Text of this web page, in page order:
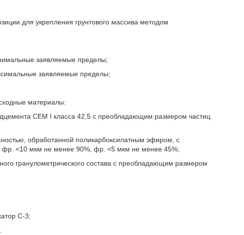
для укрепления грунтового массива методом
заявляемые пределы;
заявляемые пределы;
материалы:
СЕМ I класса 42,5 с преобладающим размером частиц
обработанной поликарбоксилатным эфиром, с
фр. <10 мкм не менее 90%, фр. <5 мкм не менее 45%;
гранулометрического состава с преобладающим размером
С-3;